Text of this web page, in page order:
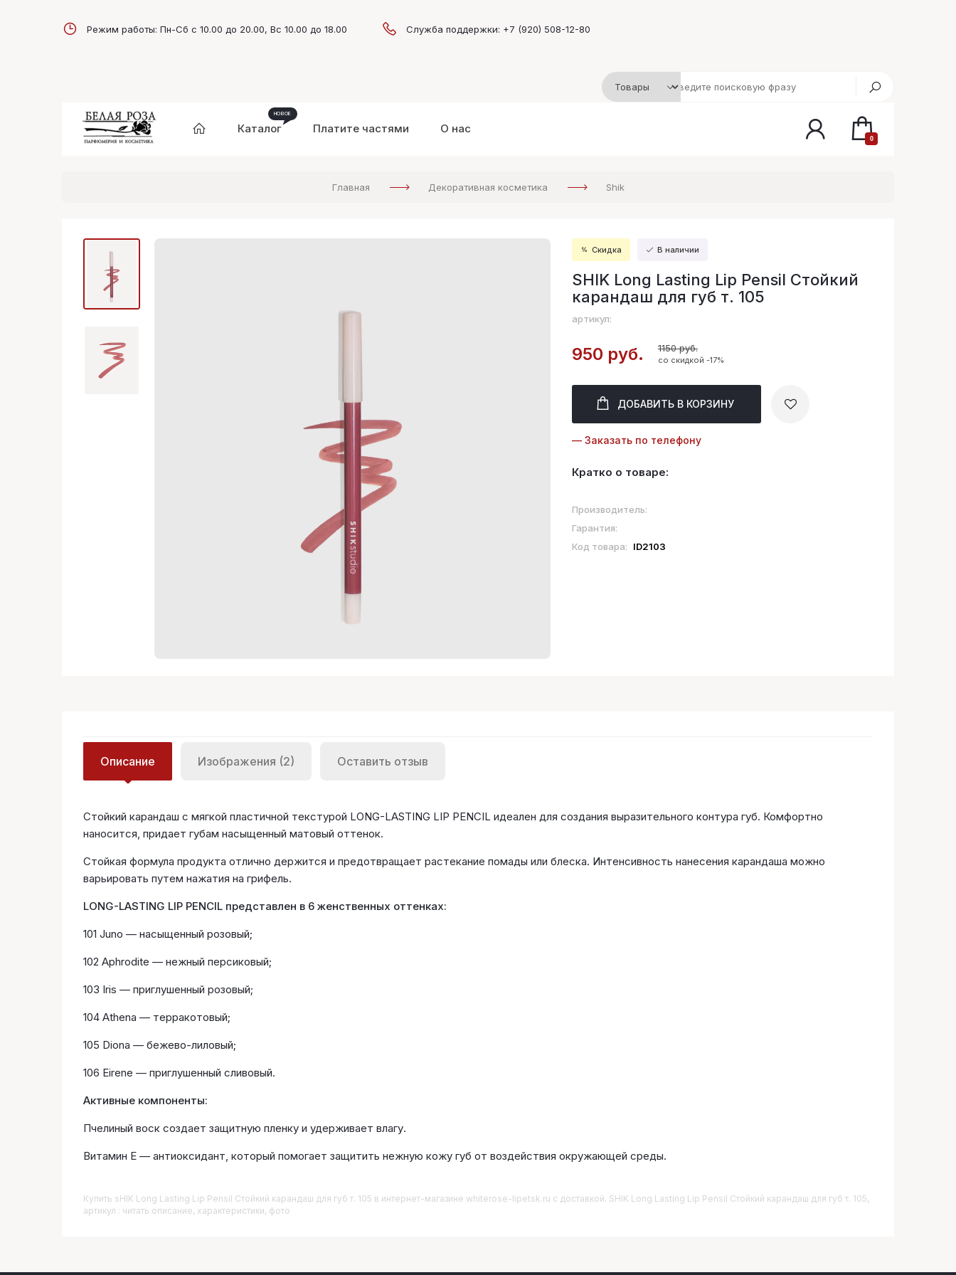
Режим работы: Пн-Сб с 10.00 до 20.00, Вс 10.00 до 18.00 Служба поддержки: +7 (920) 508-12-80
Каталог Платите частями О нас
0
Главная Декоративная косметика Shik
Скидка В наличии
SHIK Long Lasting Lip Pensil Стойкий
карандаш для губ т. 105
артикул:
950 руб. 1150 руб.
со скидкой -17%
ДОБАВИТЬ В КОРЗИНУ
— Заказать по телефону
Кратко о товаре:
Производитель:
Гарантия:
Код товара:
ID2103
Описание Изображения (2) Оставить отзыв
Стойкий карандаш с мягкой пластичной текстурой LONG-LASTING LIP PENCIL идеален для создания выразительного контура губ. Комфортно
наносится, придает губам насыщенный матовый оттенок.
Стойкая формула продукта отлично держится и предотвращает растекание помады или блеска. Интенсивность нанесения карандаша можно
варьировать путем нажатия на грифель.
LONG-LASTING LIP PENCIL представлен в 6 женственных оттенках:
101 Juno — насыщенный розовый;
102 Aphrodite — нежный персиковый;
103 Iris — приглушенный розовый;
104 Athena — терракотовый;
105 Diona — бежево-лиловый;
106 Eirene — приглушенный сливовый.
Активные компоненты:
Пчелиный воск создает защитную пленку и удерживает влагу.
Витамин Е — антиоксидант, который помогает защитить нежную кожу губ от воздействия окружающей среды.
Купить SHIK Long Lasting Lip Pensil Стойкий карандаш для губ т. 105 в интернет-магазине whiterose-lipetsk.ru с доставкой. SHIK Long Lasting Lip Pensil Стойкий карандаш для губ т. 105,
артикул : читать описание, характеристики, фото